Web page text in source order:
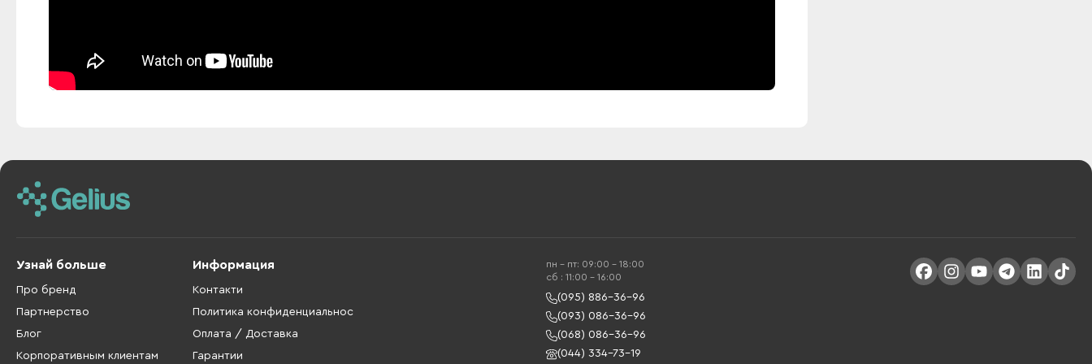
Узнай больше
Про бренд
Партнерство
Блог
Корпоративным клиентам
Информация
Контакти
Политика конфиденциальнос
Оплата / Доставка
Гарантии
пн - пт: 09:00 - 18:00
cб : 11:00 - 16:00
(095) 886-36-96
(093) 086-36-96
(068) 086-36-96
(044) 334-73-19